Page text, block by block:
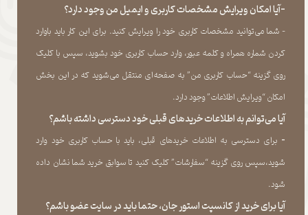
-آیا امکان ویرایش مشخصات کاربری و ایمیل من وجود دارد؟
- شما می‏‌توانید مشخصات کاربری خود را ویرایش کنید. برای این کار باید باوارد
کردن شماره همراه و کلمه عبور، وارد حساب کاربری خود بشوید، سپس با کلیک
روی گزینه “حساب کاربری من” به صفحه‏‌ای منتقل می‏‌شوید که در این بخش
امکان “ویرایش اطلاعات” وجود دارد.​​​​​​​
آیا می‌‏توانم به اطلاعات خریدهای قبلی خود دسترسی داشته باشم؟
​​​​​​​- برای دسترسی به اطلاعات خریدهای قبلی، باید با حساب کاربری خود وارد
شوید،سپس روی گزینه “سفارشات” کلیک کنید تا سوابق خرید شما نشان داده
‏شود.​​​​​​​
آیا برای خرید از کانسپت استور جان، حتما باید در سایت عضو باشم؟